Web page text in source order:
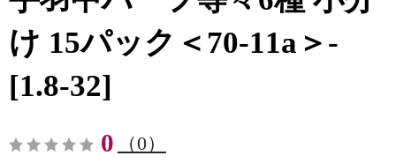
け 15パック＜70-11a＞-
[1.8-32]
0 （0）